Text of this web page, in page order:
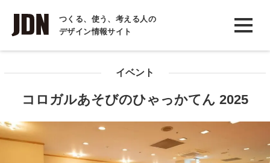
つくる、使う、考える人の
デザイン情報サイト
INTERVIEW
インタビュー
イベント
コロガルあそびのひゃっかてん 2025